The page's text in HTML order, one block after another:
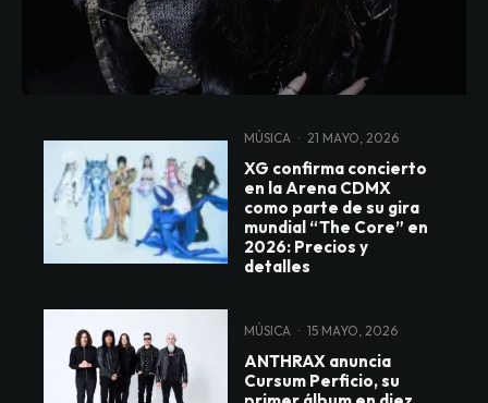
MÚSICA · 21 MAYO, 2026
XG confirma concierto
en la Arena CDMX
como parte de su gira
mundial “The Core” en
2026: Precios y
detalles
MÚSICA · 15 MAYO, 2026
ANTHRAX anuncia
Cursum Perficio, su